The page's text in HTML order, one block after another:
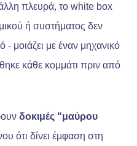
πλευρά, το white box
ή συστήματος δεν
- μοιάζει με έναν μηχανικό
κάθε κομμάτι πριν από
δοκιμές "μαύρου
ότι δίνει έμφαση στη